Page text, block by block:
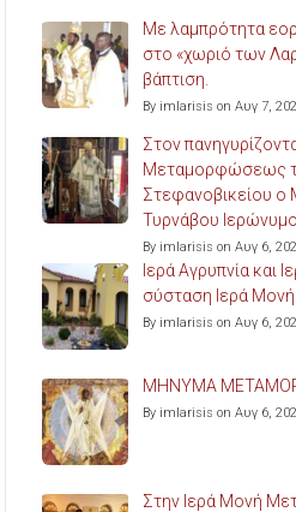
Με λαμπρότητα
στο «χωριό των
βάπτιση.
By imlarisis on Αυγ 7,
Στον
Μεταμορφώσεως
Στεφανοβικείου ο
Τυρνάβου
By imlarisis on Αυγ 6,
Ιερά Αγρυπνία και
σύσταση Ιερά
By imlarisis on Αυγ 6,
ΜΗΝΥΜΑ
By imlarisis on Αυγ 6,
Στην Ιερά Μονή